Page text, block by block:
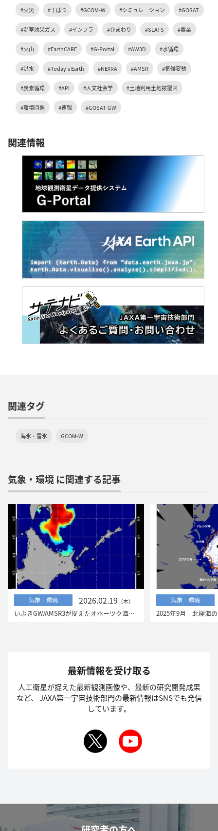
#火災 #干ばつ #GCOM-W #シミュレーション #GOSAT
#温室効果ガス #インフラ #ひまわり #SLATS #農業
#火山 #EarthCARE #G-Portal #AW3D #水循環
#洪水 #Today's Earth #NEXRA #AMSR #気候変動
#炭素循環 #API #人文社会学 #土地利用土地被覆図
#環境問題 #速報 #GOSAT-GW
関連情報
関連タグ
海氷・雪氷 GCOM-W
気象・環境 に関連する記事
気象・環境 2026.02.19 （木）
いぶきGW/AMSR3が捉えたオホーツク海の流氷
気象・環境
最新情報を受け取る
人工衛星が捉えた最新観測画像や、最新の研究開発成果
など、
JAXA第一宇宙技術部門の最新情報はSNSでも発信
しています。